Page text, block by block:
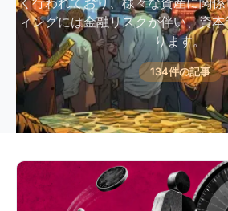
ィングには金融リスクが伴い、資
ります。
134件の記事